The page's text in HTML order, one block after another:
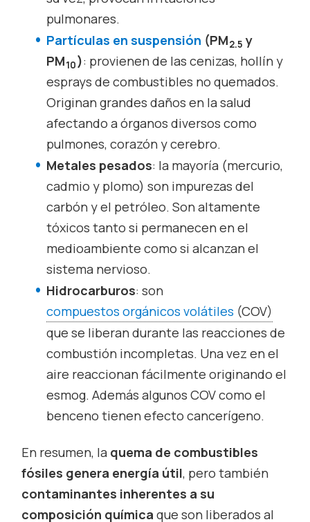
pulmonares.
Partículas en suspensión (PM2.5 y
PM10): provienen de las cenizas, hollín y
esprays de combustibles no quemados.
Originan grandes daños en la salud
afectando a órganos diversos como
pulmones, corazón y cerebro.
Metales pesados: la mayoría (mercurio,
cadmio y plomo) son impurezas del
carbón y el petróleo. Son altamente
tóxicos tanto si permanecen en el
medioambiente como si alcanzan el
sistema nervioso.
Hidrocarburos: son
compuestos orgánicos volátiles (COV)
que se liberan durante las reacciones de
combustión incompletas. Una vez en el
aire reaccionan fácilmente originando el
esmog. Además algunos COV como el
benceno tienen efecto cancerígeno.
En resumen, la quema de combustibles
fósiles genera energía útil, pero también
contaminantes inherentes a su
composición químicaque son liberados al